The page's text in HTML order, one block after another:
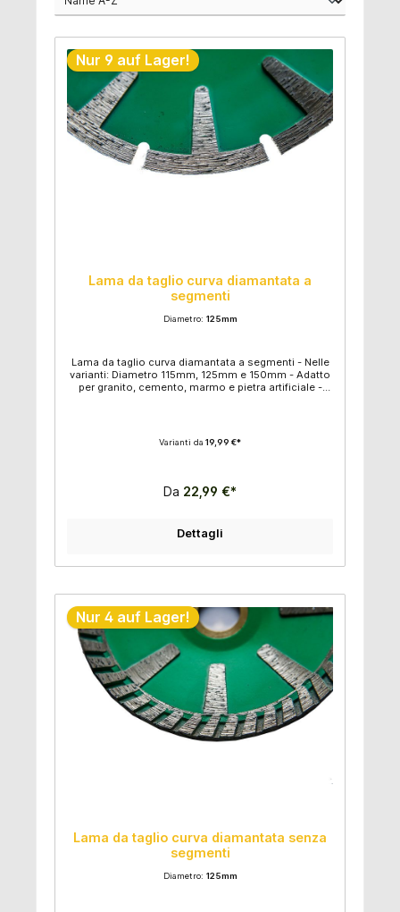
Nur 9 auf Lager!
Lama da taglio curva diamantata a
segmenti
Diametro: 125mm
Lama da taglio curva diamantata a segmenti - Nelle
varianti: Diametro 115mm, 125mm e 150mm - Adatto
per granito, cemento, marmo e pietra artificiale -
Varianti da 19,99 €*
Da 22,99 €*
Dettagli
Nur 4 auf Lager!
Lama da taglio curva diamantata senza
segmenti
Diametro: 125mm